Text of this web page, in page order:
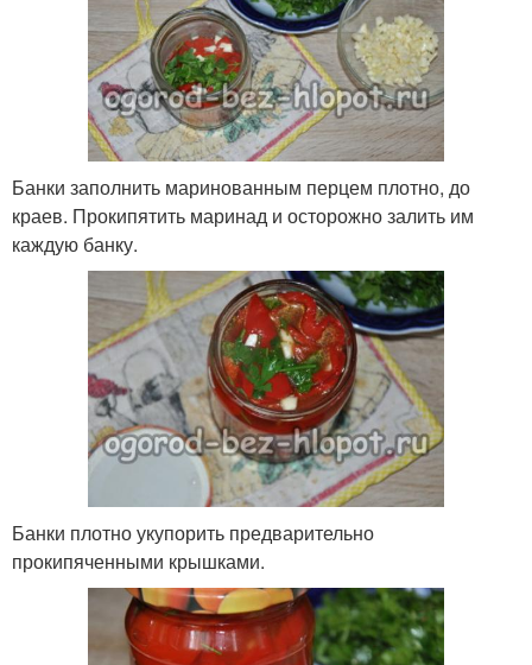
Банки заполнить маринованным перцем плотно, до
краев. Прокипятить маринад и осторожно залить им
каждую банку.
Банки плотно укупорить предварительно
прокипяченными крышками.